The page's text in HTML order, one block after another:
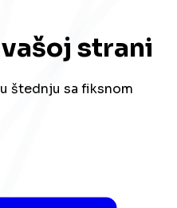
strani
štednju sa fiksnom